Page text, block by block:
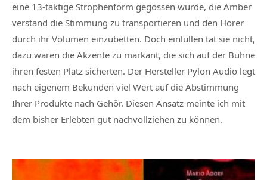
eine 13-taktige Strophenform gegossen wurde, die Amber
verstand die Stimmung zu transportieren und den Hörer
durch ihr Volumen einzubetten. Doch einlullen tat sie nicht,
dazu waren die Akzente zu markant, die sich auf der Bühne
ihren festen Platz sicherten. Der Hersteller Pylon Audio legt
nach eigenem Bekunden viel Wert auf die Abstimmung
Ihrer Produkte nach Gehör. Diesen Ansatz meinte ich mit
dem bisher Erlebten gut nachvollziehen zu können.